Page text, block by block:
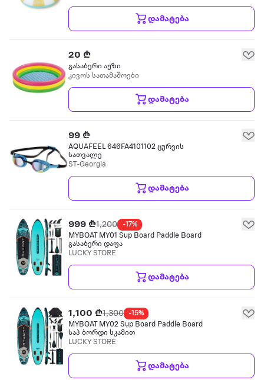
დამატება
20 ₾
გასაბერი აუზი
კივოს სათამაშოები
დამატება
99 ₾
AQUAFEEL 646FA4101102 ცურვის
სათვალე
ST-Georgia
დამატება
999 ₾1,200
-17%
MYBOAT MY01 Sup Board Paddle Board
გასაბერი დაფა
LUCKY STORE
დამატება
1,100 ₾1,300
-15%
MYBOAT MY02 Sup Board Paddle Board
საპ ბორდი სკამით
LUCKY STORE
დამატება